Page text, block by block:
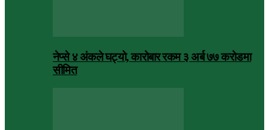
नेप्से ४ अंकले घट्यो, कारोबार रकम ३ अर्ब ७७ करोडमा
सीमित